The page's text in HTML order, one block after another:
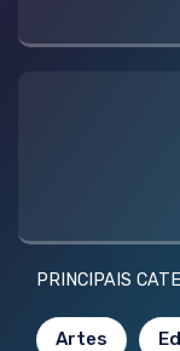
PRINCIPAIS
Artes